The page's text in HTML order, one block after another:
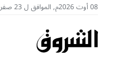
08 أوت 2026م, الموافق ل 23 صفر 1448هـ